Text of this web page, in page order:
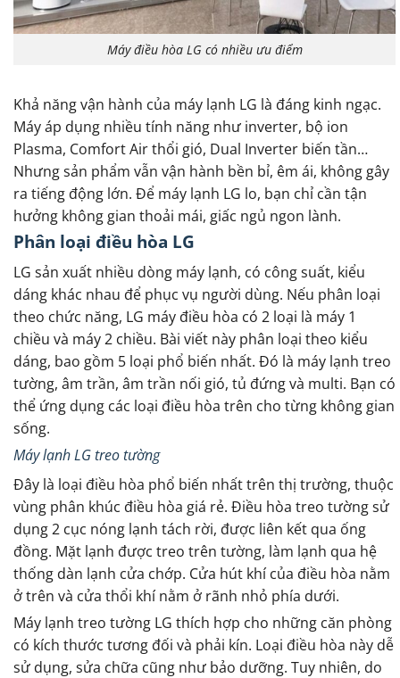
Máy điều hòa LG có nhiều ưu điểm
Khả năng vận hành của máy lạnh LG là đáng kinh ngạc.
Máy áp dụng nhiều tính năng như inverter, bộ ion
Plasma, Comfort Air thổi gió, Dual Inverter biến tần…
Nhưng sản phẩm vẫn vận hành bền bỉ, êm ái, không gây
ra tiếng động lớn. Để máy lạnh LG lo, bạn chỉ cần tận
hưởng không gian thoải mái, giấc ngủ ngon lành.
Phân loại điều hòa LG
LG sản xuất nhiều dòng máy lạnh, có công suất, kiểu
dáng khác nhau để phục vụ người dùng. Nếu phân loại
theo chức năng, LG máy điều hòa có 2 loại là máy 1
chiều và máy 2 chiều. Bài viết này phân loại theo kiểu
dáng, bao gồm 5 loại phổ biến nhất. Đó là máy lạnh treo
tường, âm trần, âm trần nối gió, tủ đứng và multi. Bạn có
thể ứng dụng các loại điều hòa trên cho từng không gian
sống.
Máy lạnh LG treo tường
Đây là loại điều hòa phổ biến nhất trên thị trường, thuộc
vùng phân khúc điều hòa giá rẻ. Điều hòa treo tường sử
dụng 2 cục nóng lạnh tách rời, được liên kết qua ống
đồng. Mặt lạnh được treo trên tường, làm lạnh qua hệ
thống dàn lạnh cửa chớp. Cửa hút khí của điều hòa nằm
ở trên và cửa thổi khí nằm ở rãnh nhỏ phía dưới.
Máy lạnh treo tường LG thích hợp cho những căn phòng
có kích thước tương đối và phải kín. Loại điều hòa này dễ
sử dụng, sửa chữa cũng như bảo dưỡng. Tuy nhiên, do